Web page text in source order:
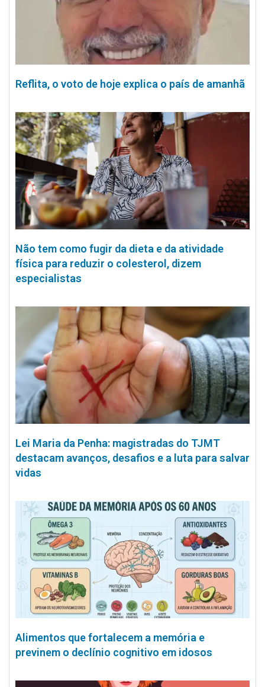
Reflita, o voto de hoje explica o país de amanhã
Não tem como fugir da dieta e da atividade
física para reduzir o colesterol, dizem
especialistas
Lei Maria da Penha: magistradas do TJMT
destacam avanços, desafios e a luta para salvar
vidas
Alimentos que fortalecem a memória e
previnem o declínio cognitivo em idosos